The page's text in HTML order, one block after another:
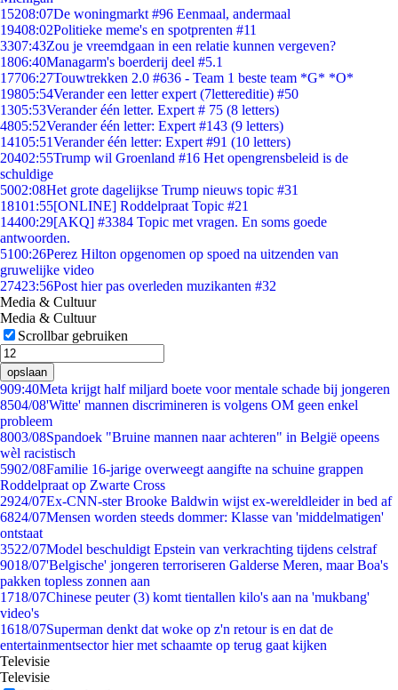
15208:07De woningmarkt #96 Eenmaal, andermaal
19408:02Politieke meme's en spotprenten #11
3307:43Zou je vreemdgaan in een relatie kunnen vergeven?
1806:40Managarm's boerderij deel #5.1
17706:27Touwtrekken 2.0 #636 - Team 1 beste team *G* *O*
19805:54Verander een letter expert (7lettereditie) #50
1305:53Verander één letter. Expert # 75 (8 letters)
4805:52Verander één letter: Expert #143 (9 letters)
14105:51Verander één letter: Expert #91 (10 letters)
20402:55Trump wil Groenland #16 Het opengrensbeleid is de
schuldige
5002:08Het grote dagelijkse Trump nieuws topic #31
18101:55[ONLINE] Roddelpraat Topic #21
14400:29[AKQ] #3384 Topic met vragen. En soms goede
antwoorden.
5100:26Perez Hilton opgenomen op spoed na uitzenden van
gruwelijke video
27423:56Post hier pas overleden muzikanten #32
Media & Cultuur
Media & Cultuur
Scrollbar gebruiken
opslaan
909:40Meta krijgt half miljard boete voor mentale schade bij jongeren
8504/08'Witte' mannen discrimineren is volgens OM geen enkel
probleem
8003/08Spandoek "Bruine mannen naar achteren" in België opeens
wèl racistisch
5902/08Familie 16-jarige overweegt aangifte na schuine grappen
Roddelpraat op Zwarte Cross
2924/07Ex-CNN-ster Brooke Baldwin wijst ex-wereldleider in bed af
6824/07Mensen worden steeds dommer: Klasse van 'middelmatigen'
ontstaat
3522/07Model beschuldigt Epstein van verkrachting tijdens celstraf
9018/07'Belgische' jongeren terroriseren Galderse Meren, maar Boa's
pakken topless zonnen aan
1718/07Chinese peuter (3) komt tientallen kilo's aan na 'mukbang'
video's
1618/07Superman denkt dat woke op z'n retour is en dat de
entertainmentsector hier met schaamte op terug gaat kijken
Televisie
Televisie